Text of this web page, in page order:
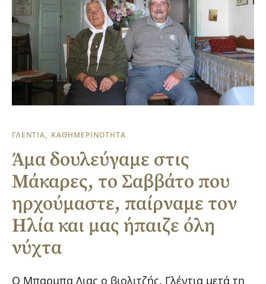
ΓΛΕΝΤΙΑ ΚΑΘΗΜΕΡΙΝΟΤΗΤΑ
Άμα δουλεύγαμε στις
Μάκαρες, το Σαββάτο που
ηρχούμαστε, παίρναμε τον
Ηλία και μας ήπαιζε όλη
νύχτα
Ο Μπαρμπα Λιας ο βιολιτζής. Γλέντια μετά τη